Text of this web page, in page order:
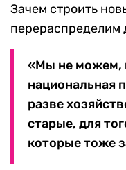
Зачем строить
перераспределим
«Мы не можем,
национальная
разве
старые, для
которые тоже